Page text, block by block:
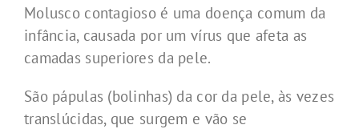
Molusco contagioso é uma doença comum da
infância, causada por um vírus que afeta as
camadas superiores da pele.
São pápulas (bolinhas) da cor da pele, às vezes
translúcidas, que surgem e vão se